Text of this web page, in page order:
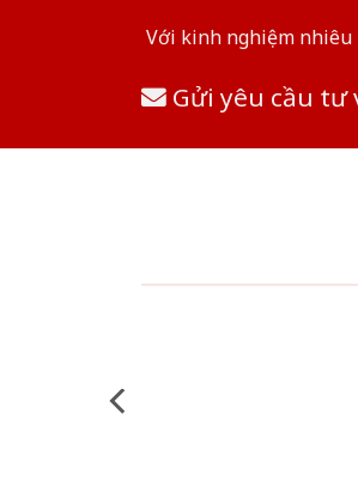
Với kinh nghiệm nhiêu
Gửi yêu cầu tư